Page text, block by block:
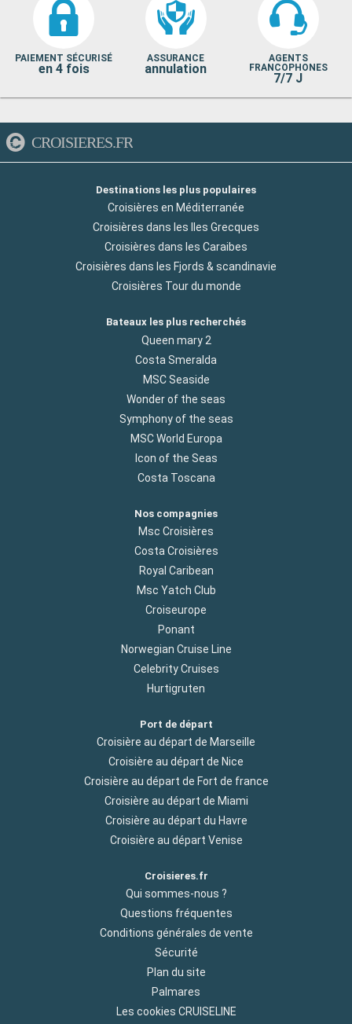
PAIEMENT SÉCURISÉ
en 4 fois
ASSURANCE
annulation
AGENTS
FRANCOPHONES
7/7 J
CROISIERES.FR
Destinations les plus populaires
Croisières en Méditerranée
Croisières dans les Iles Grecques
Croisières dans les Caraibes
Croisières dans les Fjords & scandinavie
Croisières Tour du monde
Bateaux les plus recherchés
Queen mary 2
Costa Smeralda
MSC Seaside
Wonder of the seas
Symphony of the seas
MSC World Europa
Icon of the Seas
Costa Toscana
Nos compagnies
Msc Croisières
Costa Croisières
Royal Caribean
Msc Yatch Club
Croiseurope
Ponant
Norwegian Cruise Line
Celebrity Cruises
Hurtigruten
Port de départ
Croisière au départ de Marseille
Croisière au départ de Nice
Croisière au départ de Fort de france
Croisière au départ de Miami
Croisière au départ du Havre
Croisière au départ Venise
Croisieres.fr
Qui sommes-nous ?
Questions fréquentes
Conditions générales de vente
Sécurité
Plan du site
Palmares
Les cookies CRUISELINE